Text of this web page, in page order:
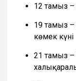
12 тамыз –
19 тамыз –
көмек күні
21 тамыз